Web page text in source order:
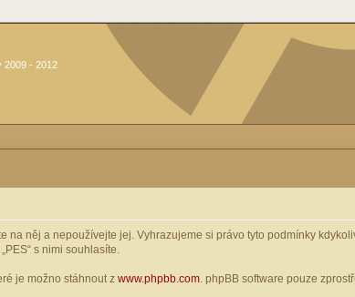
2009 - 2012
něj a nepoužívejte jej. Vyhrazujeme si právo tyto podmínky
s nimi souhlasíte.
je možno stáhnout z www.phpbb.com . phpBB software pouze